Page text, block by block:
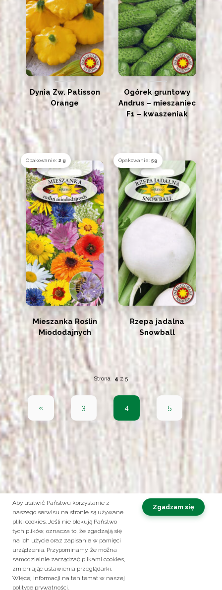
Dynia Zw. Patisson
Orange
Ogórek gruntowy
Andrus – mieszaniec
F1 – kwaszeniak
Opakowanie:2 g
Mieszanka Roślin
Miododajnych
Opakowanie: 5g
Rzepa jadalna
Snowball
Strona 4 z5
« 3 4 5
Obserwuj nas na:
Kontakt Polityka prywatności
© 2026 ROLTICO. Korzysta z zabezpieczenia reCAPTCHA
Warunki
Aby ułatwić Państwu korzystanie z
naszego serwisu na stronie są używane
pliki cookies. Jeśli nie blokują Państwo
tych plików, oznacza to, że zgadzają się
na ich użycie oraz zapisanie w pamięci
urządzenia. Przypominamy, że można
samodzielnie zarządzać plikami cookies,
zmieniając ustawienia przeglądarki.
Więcej informacji na ten temat w naszej
polityce prywatności.
Zgadzam się